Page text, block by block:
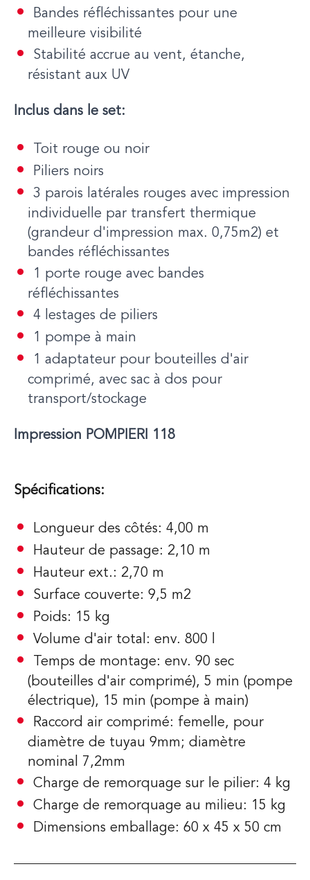
Bandes réfléchissantes pour une
meilleure visibilité
Stabilité accrue au vent, étanche,
résistant aux UV
Inclus dans le set:
Toit rouge ou noir
Piliers noirs
3 parois latérales rouges avec impression
individuelle par transfert thermique
(grandeur d'impression max. 0,75m2) et
bandes réfléchissantes
1 porte rouge avec bandes
réfléchissantes
4 lestages de piliers
1 pompe à main
1 adaptateur pour bouteilles d'air
comprimé, avec sac à dos pour
transport/stockage
Impression POMPIERI 118
Spécifications:
Longueur des côtés: 4,00 m
Hauteur de passage: 2,10 m
Hauteur ext.: 2,70 m
Surface couverte: 9,5 m2
Poids: 15 kg
Volume d'air total: env. 800 l
Temps de montage: env. 90 sec
(bouteilles d'air comprimé), 5 min (pompe
électrique), 15 min (pompe à main)
Raccord air comprimé: femelle, pour
diamètre de tuyau 9mm; diamètre
nominal 7,2mm
Charge de remorquage sur le pilier: 4 kg
Charge de remorquage au milieu: 15 kg
Dimensions emballage: 60 x 45 x 50 cm